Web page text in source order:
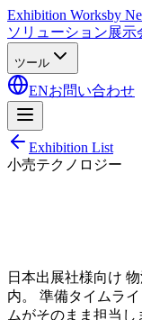
Exhibition Worksby
ソリューション展示
ツール
ENお問い合わせ
Exhibition List
小売テクノロジー
日本出展社様向け
内。 準備タイムラ
ムがそのまま担当し